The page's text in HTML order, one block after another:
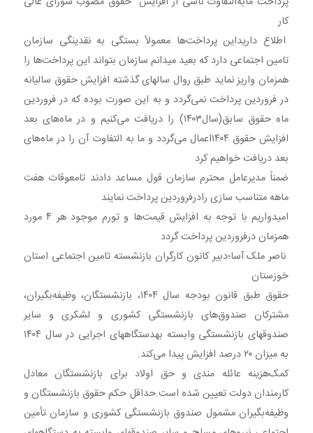
کار
اطلاع داریداین پرداخت‌ها معمولاً بستگی به نقدینگی سازمان
تامین اجتماعی دارد که بعید میدانم سازمان بتواند این پرداخت‌ها را
همزمان واریز نماید طبق روال سالهای گذشته افزایش حقوق سالیانه
در فروردین پرداخت نمی‌گردد و به این صورت بوده که در فروردین
ماه حقوق سابق(سال۱۴۰۳) را دریافت می‌کنیم و در ماه‌های بعد
افزایش حقوق ۱۴۰۴اعمال می‌گردد و ما به التفاوت آن را در ماه‌های
بعد دریافت خواهیم کرد
ضمناً مدیرعامل محترم سازمان قول مساعد دادند تامعوقات هفت
ماهه متناسب سازی رادرفروردین پرداخت نمایند
امیدواریم با توجه به افزایش قیمت‌ها و تورم موجود هر ۴ مورد
همزمان درفروردین پرداخت گردد
ناصر ملک آسا؛دبیر کانون کارگران بازنشسته تامین اجتماعی استان
خوزستان
حقوق طبق قانون بودجه سال ۱۴۰۴، بازنشستگان، وظیفه‌بگیران،
مشترکان صندوق‌های بازنشستگی کشوری و لشکری و سایر
صندوقهای بازنشستگی وابسته بهدستگاههای اجرایی در سال ۱۴۰۴
به میزان ۲۰ درصد افزایش پیدا می‌کند.
کمک‌هزینه عائله مندی و حق اولاد برای بازنشستگان معادل
کارمندان دولت تعیین شده است.حداقل حکم حقوق بازنشستگان و
وظیفه‌بگیران مشمول صندوق بازنشستگی کشوری و سازمان تأمین